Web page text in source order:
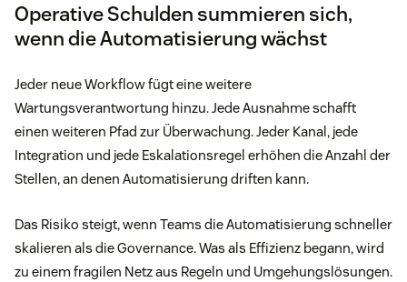
Operative Schulden summieren sich,
wenn die Automatisierung wächst
Jeder neue Workflow fügt eine weitere
Wartungsverantwortung hinzu. Jede Ausnahme schafft
einen weiteren Pfad zur Überwachung. Jeder Kanal, jede
Integration und jede Eskalationsregel erhöhen die Anzahl der
Stellen, an denen Automatisierung driften kann.
Das Risiko steigt, wenn Teams die Automatisierung schneller
skalieren als die Governance. Was als Effizienz begann, wird
zu einem fragilen Netz aus Regeln und Umgehungslösungen.